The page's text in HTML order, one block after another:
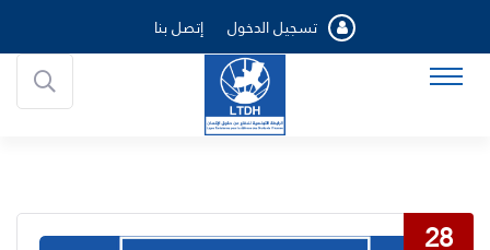
تسجيل الدخول إتصل بنا
28